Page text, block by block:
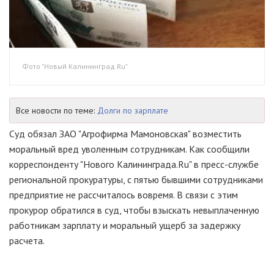
Фото "Новый Калининград.Ru"
Все новости по теме: Долги по зарплате
Суд обязал ЗАО "Агрофирма Мамоновская" возместить
моральный вред уволенным сотрудникам. Как сообщили
корреспонденту "Нового Калининграда.Ru" в пресс-службе
региональной прокуратуры, с пятью бывшими сотрудниками
предприятие не рассчиталось вовремя. В связи с этим
прокурор обратился в суд, чтобы взыскать невыплаченную
работникам зарплату и моральный ущерб за задержку
расчета.